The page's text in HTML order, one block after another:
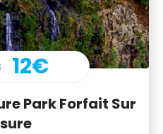
12€
Park Forfait Sur